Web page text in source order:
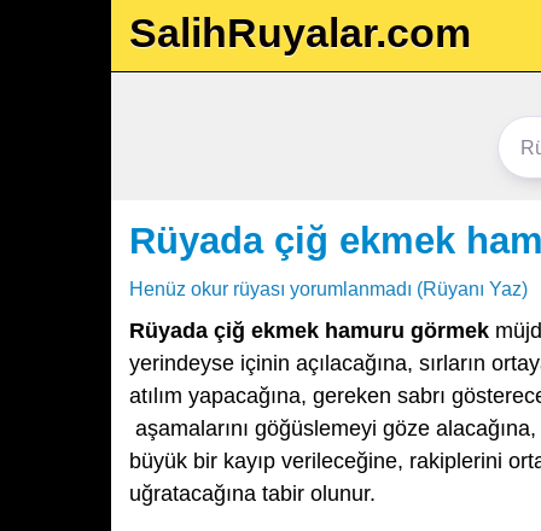
SalihRuyalar.com
Rüyada çiğ ekmek
Henüz okur rüyası yorumlanmadı (Rüyanı Yaz)
Rüyada çiğ ekmek hamuru görmek
yerindeyse içinin açılacağına, sırların
atılım yapacağına, gereken sabrı
aşamalarını göğüslemeyi göze
büyük bir kayıp verileceğine, rakiplerini
uğratacağına tabir olunur.